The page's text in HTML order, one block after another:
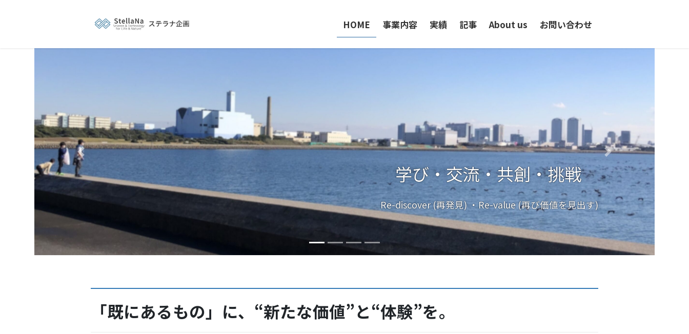
HOME 事業内容 実績 記事 About us お問い合わせ
学び・交流・共創・挑戦
Re-discover (再発見) ・Re-value (再び価値を見出す)
モノづくり と コトづくり
effective use of resources
category/sustainable
Previous Next
「既にあるもの」に、“新たな価値”と“体験”を。